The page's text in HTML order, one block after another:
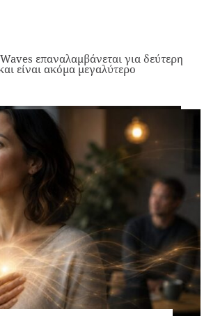
επαναλαμβάνεται για δεύτερη
είναι ακόμα μεγαλύτερο